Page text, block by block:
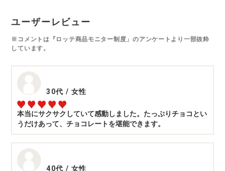
ユーザーレビュー
※コメントは『ロッテ商品モニター制度」のアンケートより一部抜粋
しています。
30代 / 女性
本当にサクサクしていて感動しました。たっぷりチョコとい
うだけあって、チョコレートを堪能できます。
40代 / 女性